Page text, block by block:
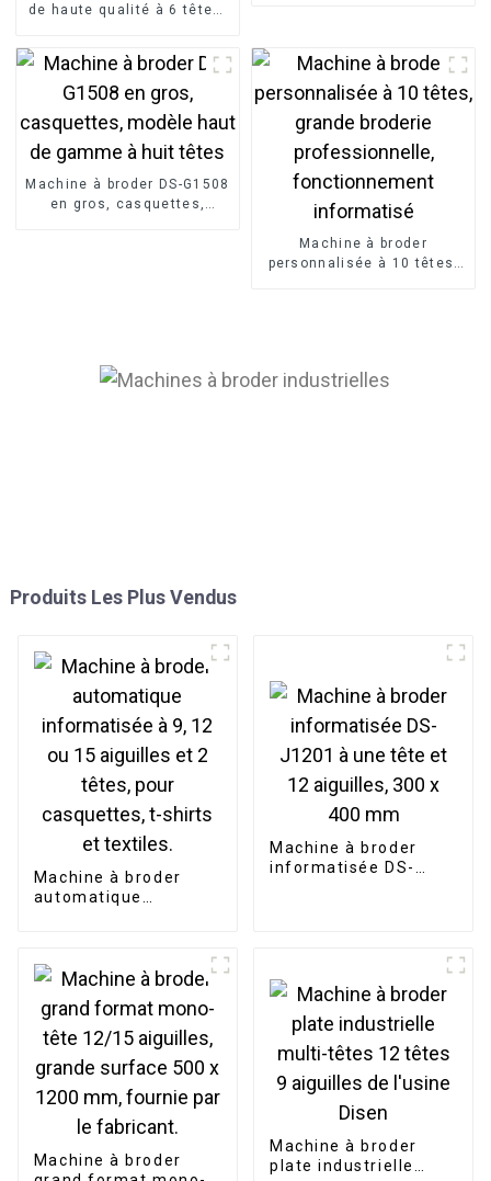
de haute qualité à 6 têtes,
finis, fabriquée en Chine.
Machine à broder DS-G1508
en gros, casquettes,
Machine à broder
personnalisée à 10 têtes,
Produits Les Plus Vendus
Machine à broder
automatique
casquettes, t-shirts
et textiles.
Machine à broder
informatisée DS-
Machine à broder
Machine à broder
plate industrielle